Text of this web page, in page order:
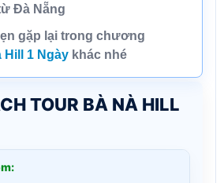
Đà Nẵng
gặp lại trong chương
Hill 1 Ngày khác nhé
TOUR BÀ NÀ HILL